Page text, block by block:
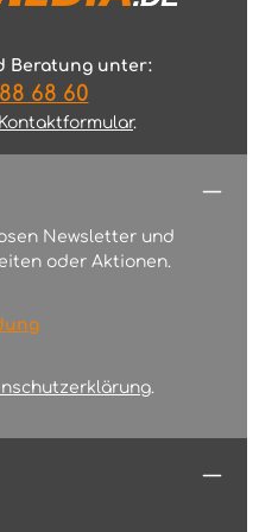
Beratung unter:
68 60
Kontaktformular.
Newsletter und
oder Aktionen.
.